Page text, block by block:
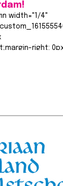
width="1/4"
right: